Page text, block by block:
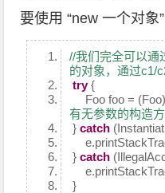
要使用 “new 一个对象
//我们完全可以通
的对象，通过c1/
try{
Foo foo =
有无参数的构造
}catch
}catch
}